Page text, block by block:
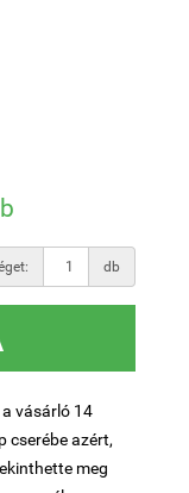
db
a vásárló 14
cserébe azért,
meg